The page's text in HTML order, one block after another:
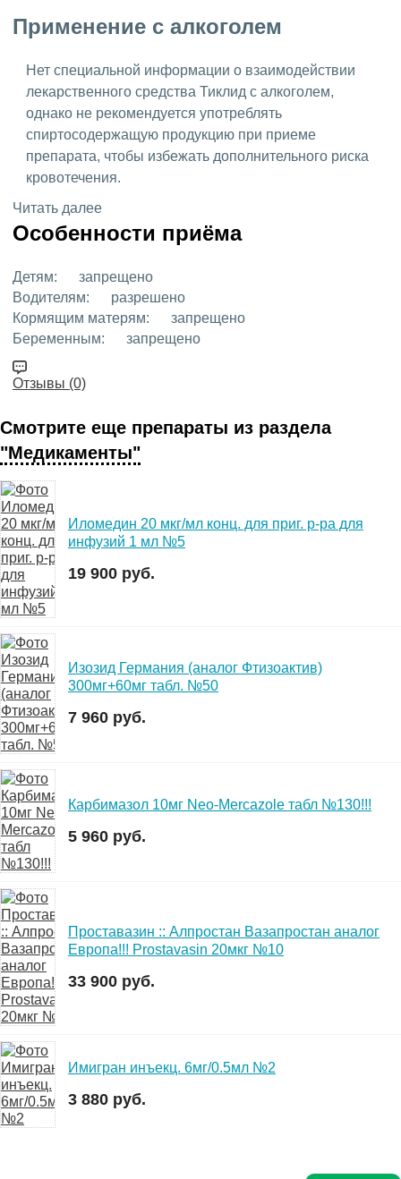
Применение с алкоголем
Нет специальной информации о взаимодействии
лекарственного средства Тиклид с алкоголем,
однако не рекомендуется употреблять
спиртосодержащую продукцию при приеме
препарата, чтобы избежать дополнительного риска
кровотечения.
Читать далее
Особенности приёма
Детям:
запрещено
Водителям:
разрешено
Кормящим матерям:
запрещено
Беременным:
запрещено
Отзывы (0)
Смотрите еще препараты из раздела
"Медикаменты"
Иломедин 20 мкг/мл конц. для приг. р-ра для
инфузий 1 мл №5
19 900 руб.
Изозид Германия (аналог Фтизоактив)
300мг+60мг табл. №50
7 960 руб.
Карбимазол 10мг Neo-Mercazole табл №130!!!
5 960 руб.
Проставазин :: Алпростан Вазапростан аналог
Европа!!! Prostavasin 20мкг №10
33 900 руб.
Имигран инъекц. 6мг/0.5мл №2
3 880 руб.